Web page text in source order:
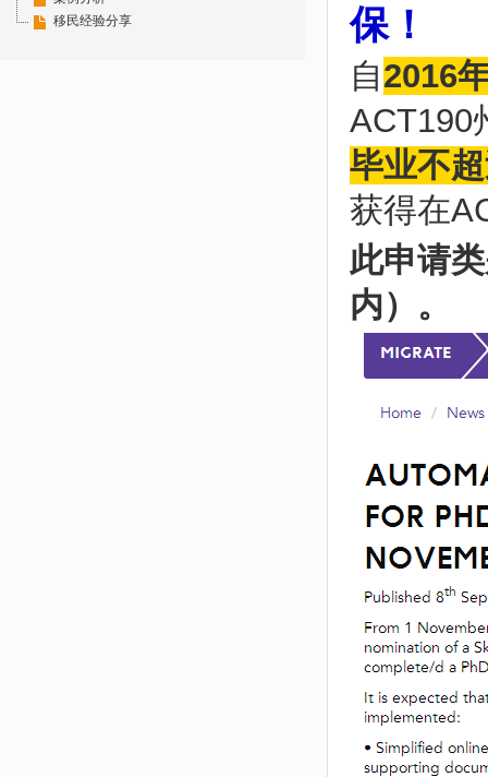
移民经验分享
保！
自2016
ACT190
毕业不
获得在
此申请
内）。